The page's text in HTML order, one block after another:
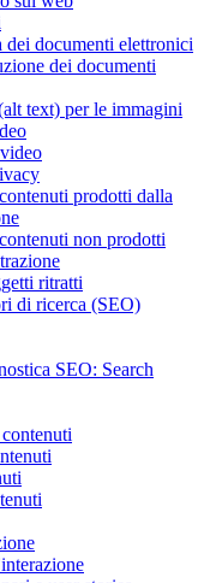
documenti elettronici
dei documenti
text) per le immagini
prodotti dalla
non prodotti
ritratti
di ricerca (SEO)
SEO: Search